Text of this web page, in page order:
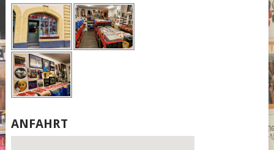
ANFAHRT